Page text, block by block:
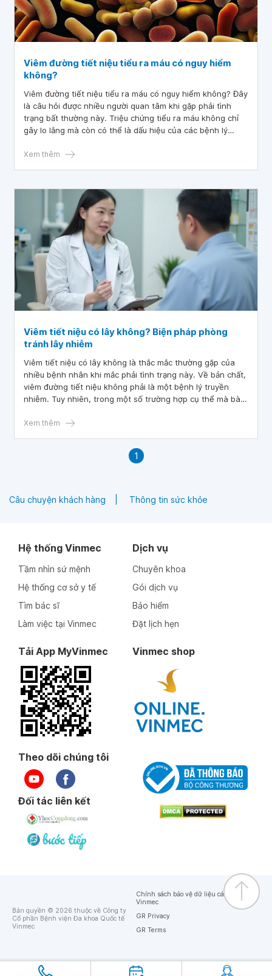
Viêm đường tiết niệu tiểu ra máu có nguy hiểm
không?
Viêm đường tiết niệu tiểu ra máu có nguy hiểm không? Đây
là câu hỏi được nhiều người quan tâm khi gặp phải tình
trạng bất thường này. Triệu chứng tiểu ra máu không chỉ
gây lo lắng mà còn có thể là dấu hiệu của các bệnh lý
thư. Việc hiểu rõ nguyên nhân và điều trị kịp thời là rất
Xem thêm
Viêm tiết niệu có lây không? Biện pháp phòng
tránh lây nhiễm
Viêm tiết niệu có lây không là thắc mắc thường gặp của
nhiều bệnh nhân khi mắc phải tình trạng này. Về bản chất,
viêm đường tiết niệu không phải là một bệnh lý truyền
nhiễm. Tuy nhiên, trong một số trường hợp cụ thể mà bài
vẫn có thể lây lan.
Xem thêm
1
Câu chuyện khách hàng Thông tin sức khỏe
Hệ thống Vinmec
Tầm nhìn sứ mệnh
Hệ thống cơ sở y tế
Tìm bác sĩ
Làm việc tại Vinmec
Dịch vụ
Chuyên khoa
Gói dịch vụ
Bảo hiểm
Đặt lịch hẹn
Tải App MyVinmec Vinmec shop
Theo dõi chúng tôi
Đối tác liên kết
Bản quyền © 2026 thuộc về Công ty
Cổ phần Bệnh viện Đa khoa Quốc tế
Vinmec
Chính sách bảo vệ dữ liệu cá nhân của
Vinmec
GR Privacy
GR Terms